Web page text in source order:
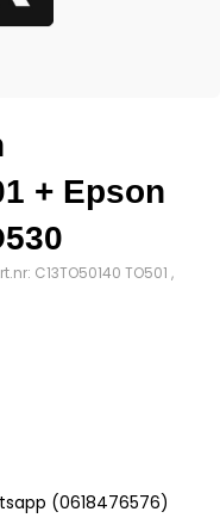
+ Epson
C13TO50140 TO501 ,
(0618476576)